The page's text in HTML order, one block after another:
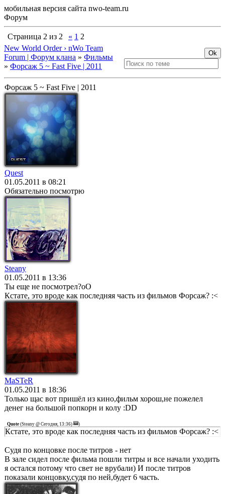
мобильная версия сайта nwo-team.ru
Форум
Страница 2 из 2 « 1 2
New World Order › nWo Team
Forum | Форум клана » Фильмы
» Форсаж 5 ~ Fast Five | 2011
Форсаж 5 ~ Fast Five | 2011
Quest
01.05.2011 в 08:21
Обязательно посмотрю
Steany
01.05.2011 в 13:36
Ты еще не посмотрел?оО
Кстате, это вроде как последняя часть из фильмов Форсаж? :<
MaSTeR
01.05.2011 в 18:36
Только щас вот пришёл из кино,фильм хорош,не пожелел
денег на большой попкорн и колу :DD
Quote (Steany @ Сегодня, 13:36) )
Кстате, это вроде как последняя часть из фильмов Форсаж? :<
Судя по концовке после титров - нет
В зале сидел после фильма пошли титры и все начали уходить
я остался потому что свет не врубали) И после титров
показали концовку,судя по ней,будет 6 часть.